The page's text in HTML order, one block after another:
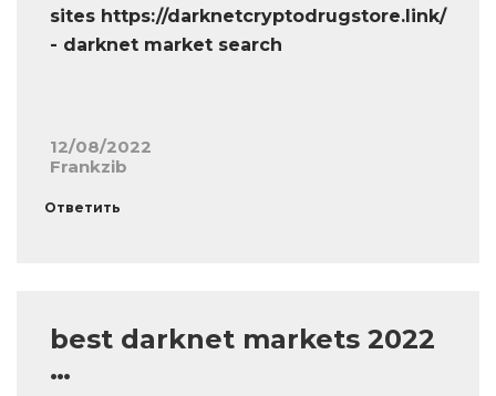
sites https://darknetcryptodrugstore.link/
- darknet market search
12/08/2022
Frankzib
Ответить
best darknet markets 2022
…